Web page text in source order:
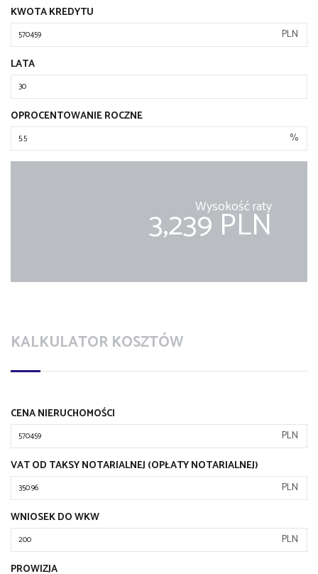
KWOTA KREDYTU
PLN
LATA
OPROCENTOWANIE ROCZNE
%
Wysokość raty
3,239 PLN
KALKULATOR KOSZTÓW
CENA NIERUCHOMOŚCI
PLN
VAT OD TAKSY NOTARIALNEJ (OPŁATY NOTARIALNEJ)
PLN
WNIOSEK DO WKW
PLN
PROWIZJA